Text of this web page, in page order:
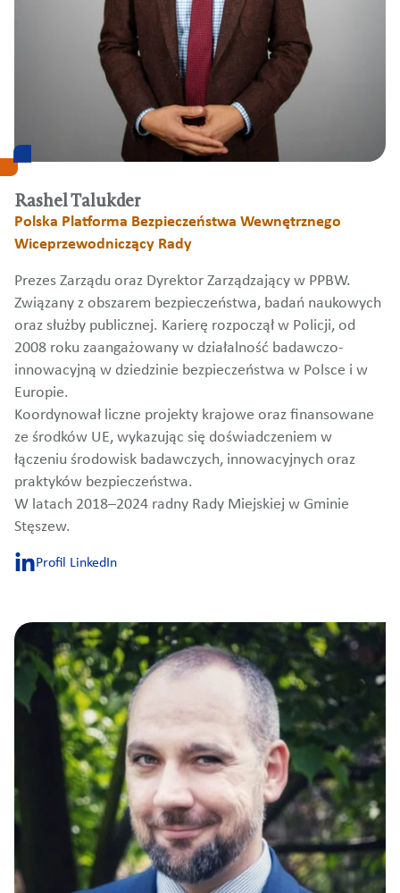
Rashel Talukder
Polska Platforma Bezpieczeństwa Wewnętrznego
Wiceprzewodniczący Rady
Prezes Zarządu oraz Dyrektor Zarządzający w PPBW.
Związany z obszarem bezpieczeństwa, badań naukowych
oraz służby publicznej. Karierę rozpoczął w Policji, od
2008 roku zaangażowany w działalność badawczo-
innowacyjną w dziedzinie bezpieczeństwa w Polsce i w
Europie.
Koordynował liczne projekty krajowe oraz finansowane
ze środków UE, wykazując się doświadczeniem w
łączeniu środowisk badawczych, innowacyjnych oraz
praktyków bezpieczeństwa.
W latach 2018–2024 radny Rady Miejskiej w Gminie
Stęszew.
Profil LinkedIn